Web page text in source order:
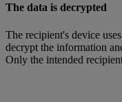
The data is decrypted
The recipient's device
decrypt the information
Only the intended